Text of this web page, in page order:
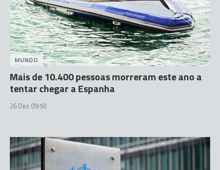
MUNDO
Mais de 10.400 pessoas morreram este ano a
tentar chegar a Espanha
26 Dez 09:50